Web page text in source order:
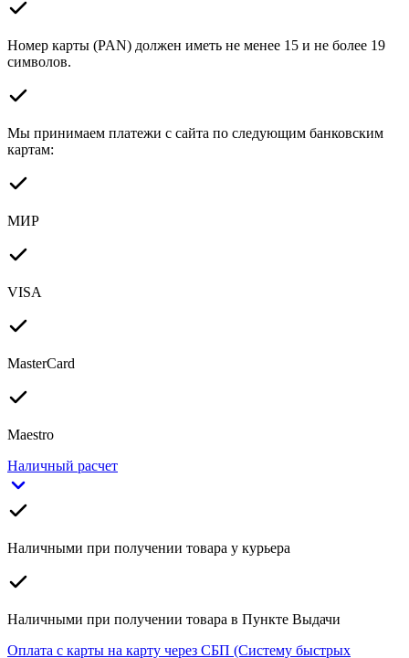
Номер карты (PAN) должен иметь не менее 15 и не более 19
символов.
Мы принимаем платежи с сайта по следующим банковским
картам:
МИР
VISA
MasterCard
Maestro
Наличный расчет
Наличными при получении товара у курьера
Наличными при получении товара в Пункте Выдачи
Оплата с карты на карту через СБП (Систему быстрых